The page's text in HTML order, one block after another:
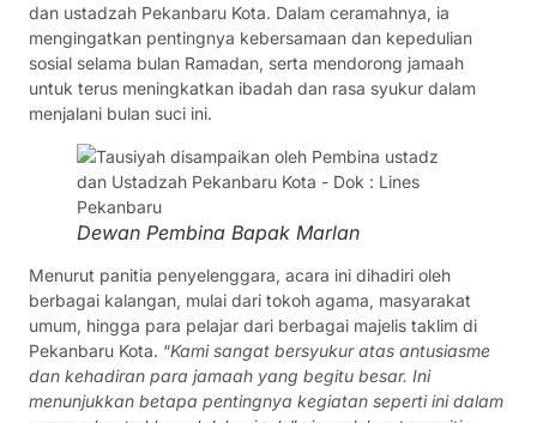
dan ustadzah Pekanbaru Kota. Dalam ceramahnya, ia
mengingatkan pentingnya kebersamaan dan kepedulian
sosial selama bulan Ramadan, serta mendorong jamaah
untuk terus meningkatkan ibadah dan rasa syukur dalam
menjalani bulan suci ini.
Dewan Pembina Bapak Marlan
Menurut panitia penyelenggara, acara ini dihadiri oleh
berbagai kalangan, mulai dari tokoh agama, masyarakat
umum, hingga para pelajar dari berbagai majelis taklim di
Pekanbaru Kota. “Kami sangat bersyukur atas antusiasme
dan kehadiran para jamaah yang begitu besar. Ini
menunjukkan betapa pentingnya kegiatan seperti ini dalam